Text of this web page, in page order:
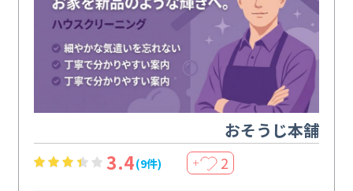
おそうじ本舗
3.4(9件) ＋ 2